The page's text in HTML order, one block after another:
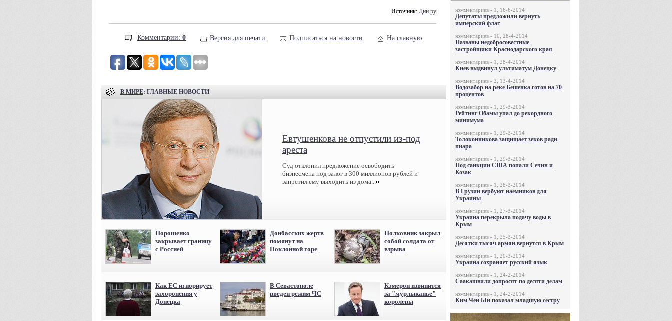
Источник: Дни.ру
Комментарии: 0 Версия для печати Подписаться на новости На главную
В МИРЕ: ГЛАВНЫЕ НОВОСТИ
Евтушенкова не отпустили из-под
ареста
Суд отклонил предложение освободить
бизнесмена под залог в 300 миллионов рублей и
запретил ему выходить из дома...
Порошенко
закрывает границу
с Россией
Донбасских жертв
помянут на
Поклонной горе
Полковник закрыл
собой солдата от
взрыва
Как ЕС игнорирует
захоронения у
Донецка
В Севастополе
введен режим ЧС
Кэмерон извинится
за "мурлыканье"
королевы
комментариев - 1, 16-6-2014
Депутаты предложили вернуть
имперский флаг
комментариев - 10, 28-4-2014
Названы недобросовестные
застройщики Краснодарского края
комментариев - 1, 28-4-2014
Киев выдвинул ультиматум Донецку
комментариев - 2, 13-4-2014
Водозабор на реке Бешенка готов на 70
процентов
комментариев - 1, 29-3-2014
Рейтинг Обамы упал до рекордного
минимума
комментариев - 1, 29-3-2014
Толоконникова защищает зеков ради
пиара
комментариев - 1, 29-3-2014
Под санкции США попали Сечин и
Козак
комментариев - 1, 28-3-2014
В Грузии вербуют наемников для
Украины
комментариев - 1, 27-3-2014
Украина перекрыла подачу воды в
Крым
комментариев - 1, 25-3-2014
Десятки тысяч армян вернутся в Крым
комментариев - 1, 20-3-2014
Украина сохраняет русский язык
комментариев - 1, 24-2-2014
Саакашвили допросят по десяти делам
комментариев - 1, 24-2-2014
Ким Чен Ын показал младшую сестру